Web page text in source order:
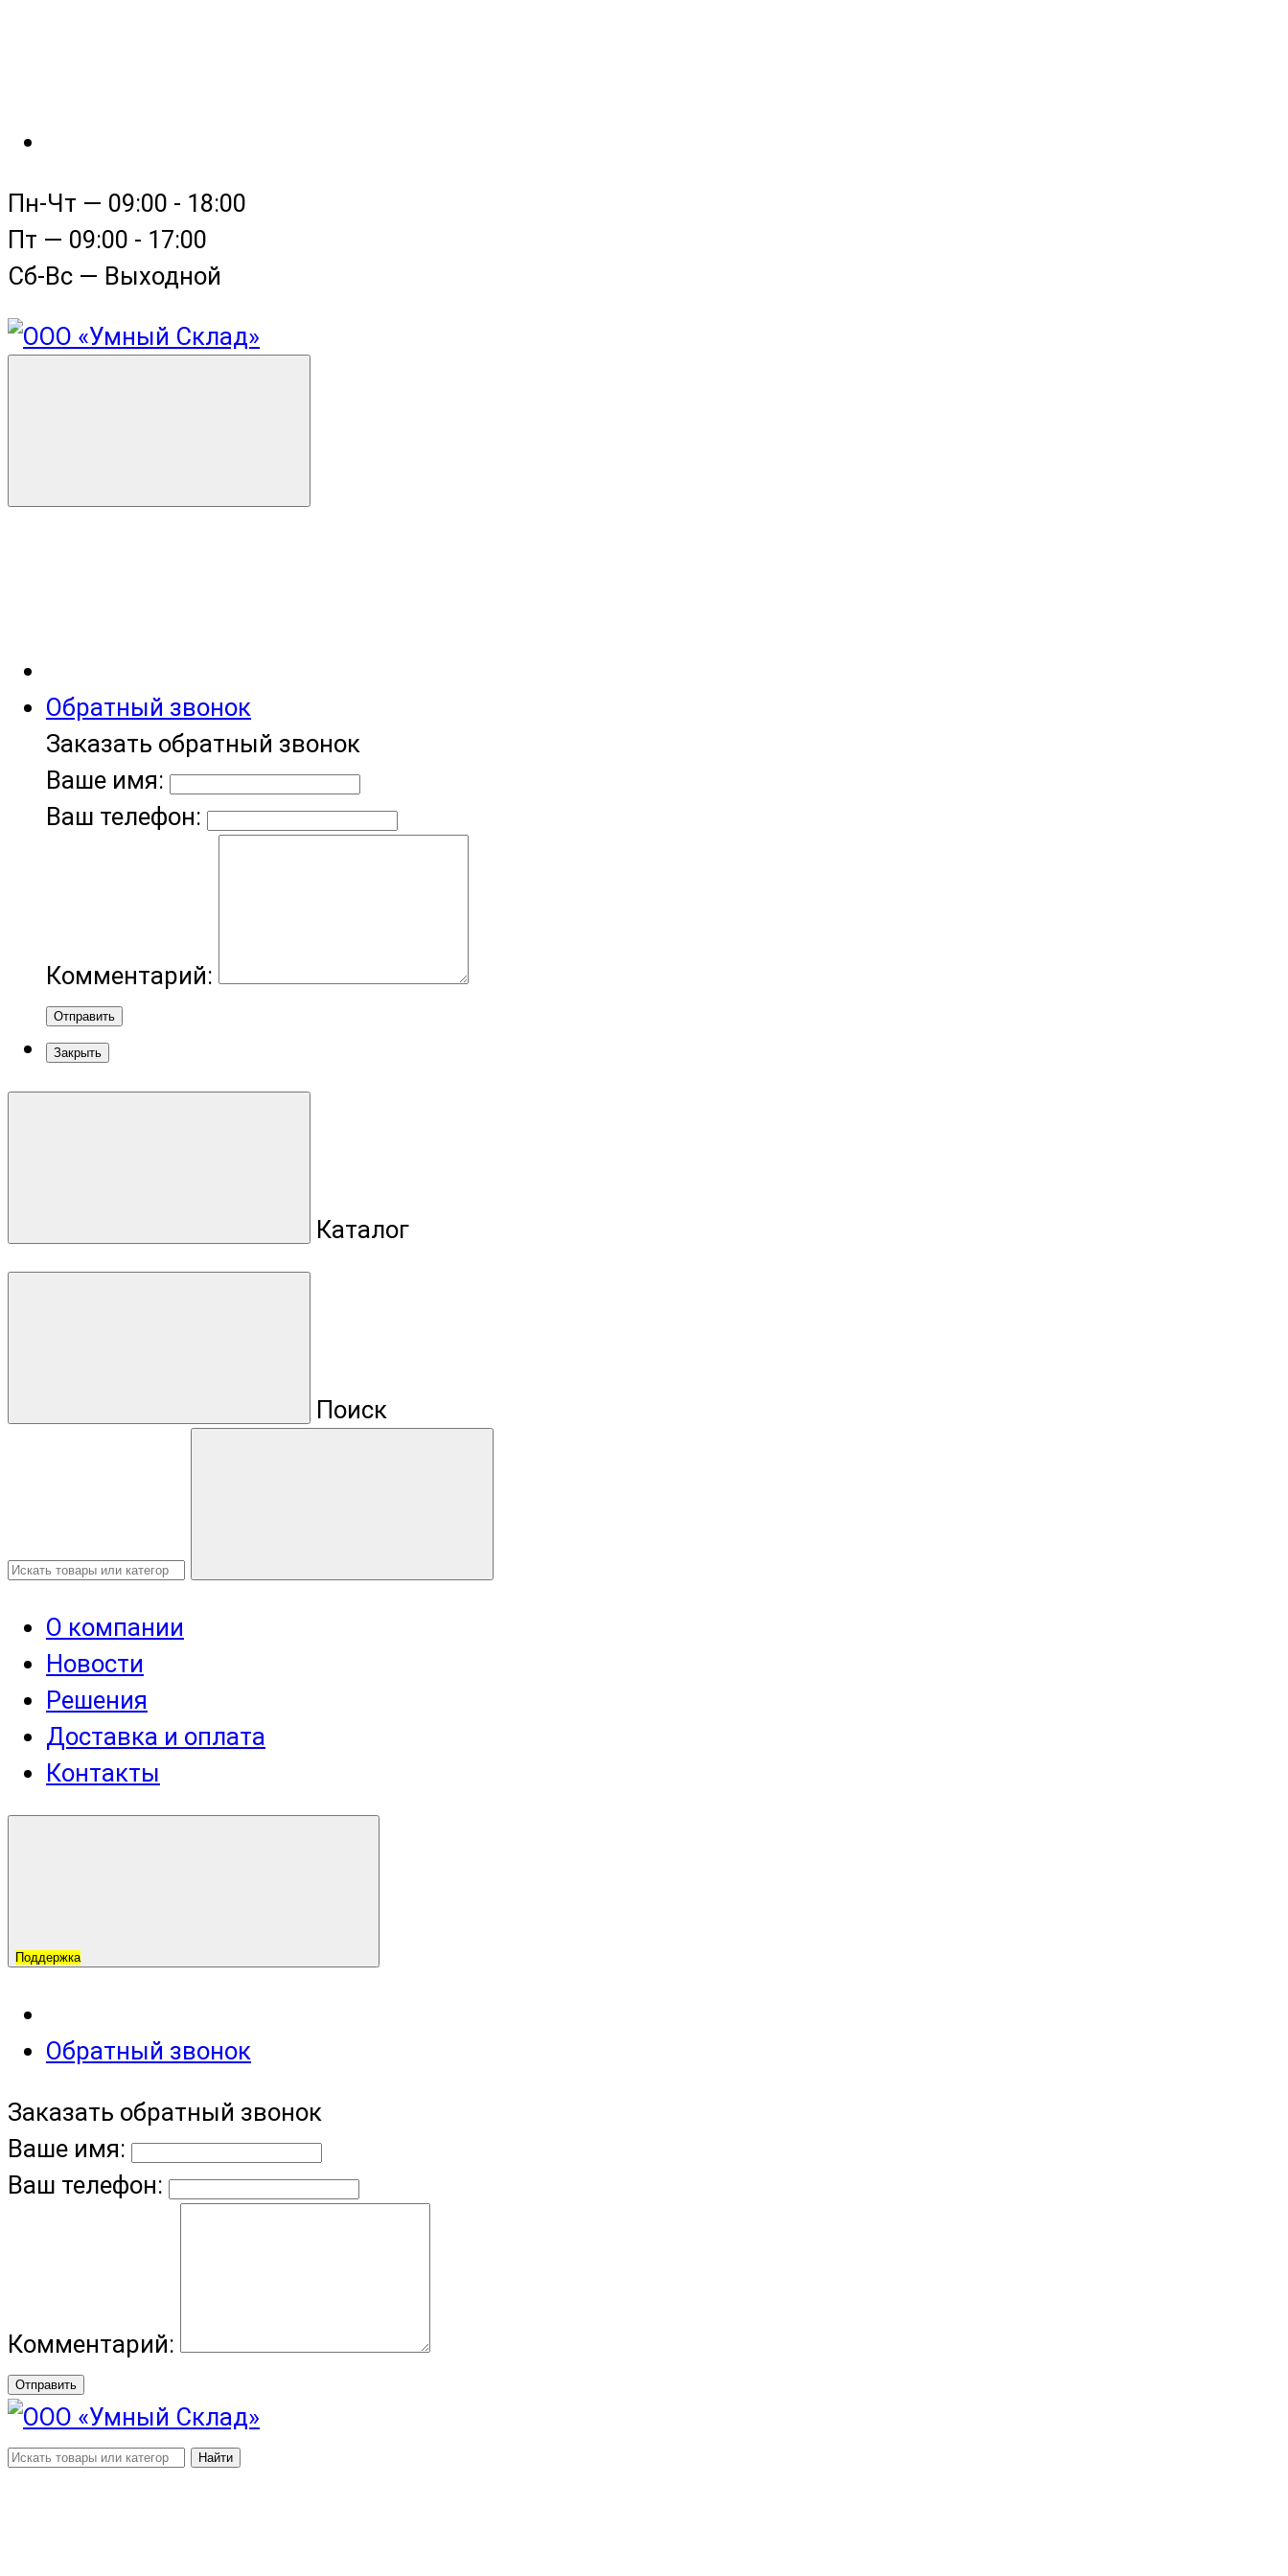
Пн-Чт — 09:00 - 18:00
Пт — 09:00 - 17:00
Сб-Вс — Выходной
Обратный звонок
Заказать обратный звонок
Ваше имя:
Ваш телефон:
Комментарий:
Отправить
Закрыть
Каталог
Поиск
О компании
Новости
Решения
Доставка и оплата
Контакты
Поддержка
Обратный звонок
Заказать обратный звонок
Ваше имя:
Ваш телефон:
Комментарий:
Отправить
Найти